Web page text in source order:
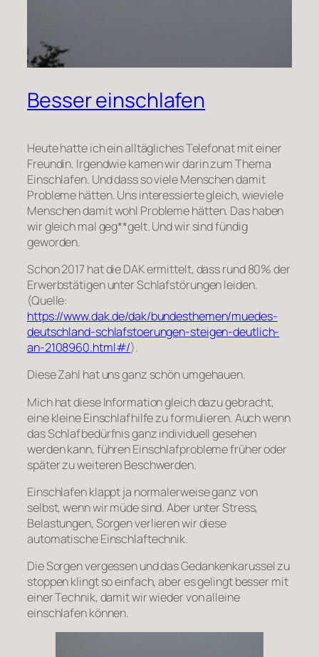
Besser einschlafen
Heute hatte ich ein alltägliches Telefonat mit einer
Freundin. Irgendwie kamen wir darin zum Thema
Einschlafen. Und dass so viele Menschen damit
Probleme hätten. Uns interessierte gleich, wieviele
Menschen damit wohl Probleme hätten. Das haben
wir gleich mal geg**gelt. Und wir sind fündig
geworden.
Schon 2017 hat die DAK ermittelt, dass rund 80% der
Erwerbstätigen unter Schlafstörungen leiden.
(Quelle:
https://www.dak.de/dak/bundesthemen/muedes-
deutschland-schlafstoerungen-steigen-deutlich-
an-2108960.html#/).
Diese Zahl hat uns ganz schön umgehauen.
Mich hat diese Information gleich dazu gebracht,
eine kleine Einschlafhilfe zu formulieren. Auch wenn
das Schlafbedürfnis ganz individuell gesehen
werden kann, führen Einschlafprobleme früher oder
später zu weiteren Beschwerden.
Einschlafen klappt ja normalerweise ganz von
selbst, wenn wir müde sind. Aber unter Stress,
Belastungen, Sorgen verlieren wir diese
automatische Einschlaftechnik.
Die Sorgen vergessen und das Gedankenkarussel zu
stoppen klingt so einfach, aber es gelingt besser mit
einer Technik, damit wir wieder von alleine
einschlafen können.